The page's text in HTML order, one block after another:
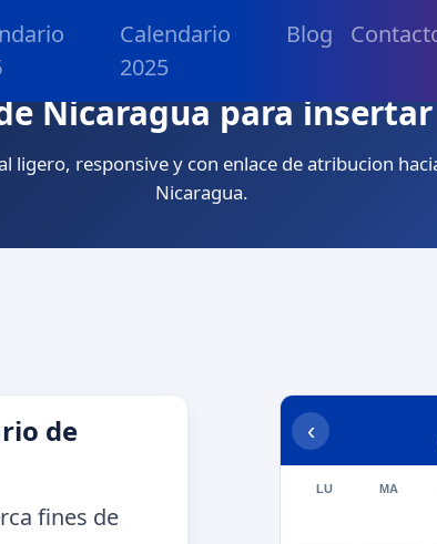
Calendario
2025
Blog
Nicaragua para
ligero, responsive y con enlace de atribucion
Nicaragua.
de
fines de